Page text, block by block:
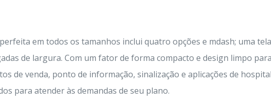
em todos os tamanhos inclui quatro opções e mdash; uma
de largura. Com um fator de forma compacto e design limpo
de venda, ponto de informação, sinalização e aplicações de
para atender às demandas de seu plano.